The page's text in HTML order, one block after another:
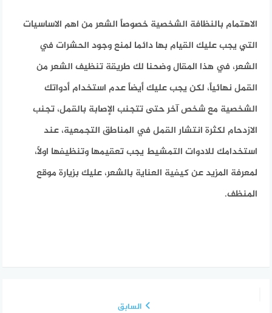
الاهتمام بالنظافة الشخصية خصوصاً الشعر من اهم الاساسيات
التي يجب عليك القيام بها دائما لمنع وجود الحشرات في
الشعر، في هذا المقال وضحنا لك طريقة تنظيف الشعر من
القمل نهائياً، لكن يجب عليك أيضاً عدم استخدام أدواتك
الشخصية مع شخص آخر حتى تتجنب الإصابة بالقمل، تجنب
الازدحام لكثرة انتشار القمل في المناطق التجمعية، عند
استخدامك للادوات التمشيط يجب تعقيمها وتنظيفها اولاً،
لمعرفة المزيد عن كيفية العناية بالشعر، عليك بزيارة موقع
المنظف.
السابق